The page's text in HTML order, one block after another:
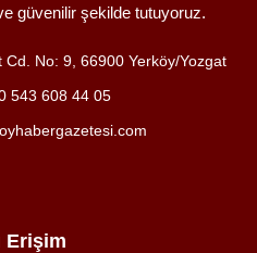
güvenilir şekilde tutuyoruz.
Cd. No: 9, 66900 Yerköy/Yozgat
543 608 44 05
Erişim